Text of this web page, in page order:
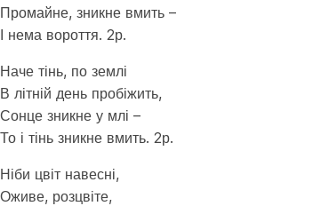
Промайне, зникне вмить –
І нема вороття. 2р.
Наче тінь, по землі
В літній день пробіжить,
Сонце зникне у млі –
То і тінь зникне вмить. 2р.
Ніби цвіт навесні,
Оживе, розцвіте,